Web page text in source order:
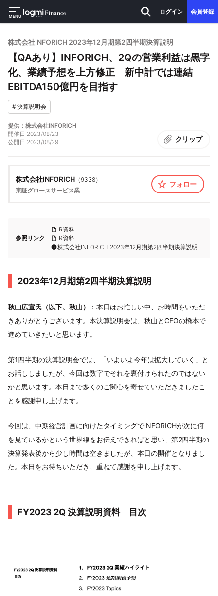
MENU
ログイン 会員登録
株式会社INFORICH 2023年12月期第2四半期決算説明
【QAあり】INFORICH、2Qの営業利益は黒字
化、業績予想を上方修正 新中計では連結
EBITDA150億円を目指す
#決算説明会
提供：株式会社INFORICH
開催日 2023/08/23
公開日 2023/08/29 クリップ
株式会社INFORICH （ 9338）
東証グロースサービス業
フォロー
参照リンク
IR資料
IR資料
株式会社INFORICH 2023年12月期第2四半期決算説明
2023年12月期第2四半期決算説明
秋山広宣氏（以下、秋山）
：本日はお忙しい中、お時間をいただ
きありがとうございます。本決算説明会は、秋山とCFOの橋本で
進めていきたいと思います。
第1四半期の決算説明会では、「いよいよ今年は拡大していく」と
お話ししましたが、今回は数字でそれを裏付けられたのではない
かと思います。本日まで多くのご関心を寄せていただきましたこ
とを感謝申し上げます。
今回は、中期経営計画に向けたタイミングでINFORICHが次に何
を見ているかという世界線をお伝えできればと思い、第2四半期の
決算発表後から少し時間は空きましたが、本日の開催となりまし
た。本日をお待ちいただき、重ねて感謝を申し上げます。
FY2023 2Q 決算説明資料 目次